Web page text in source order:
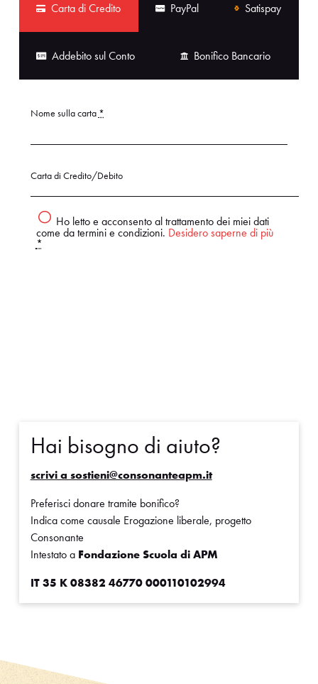
Carta di Credito PayPal Satispay
Addebito sul Conto Bonifico Bancario
Nome sulla carta *
Carta di Credito/Debito
come da termini e condizioni. Desidero saperne di più
*
Hai bisogno di aiuto?
scrivi a sostieni@consonanteapm.it
Preferisci donare tramite bonifico?
Indica come causale Erogazione liberale, progetto
Consonante
Intestato a Fondazione Scuola di APM
IT 35 K 08382 46770 000110102994